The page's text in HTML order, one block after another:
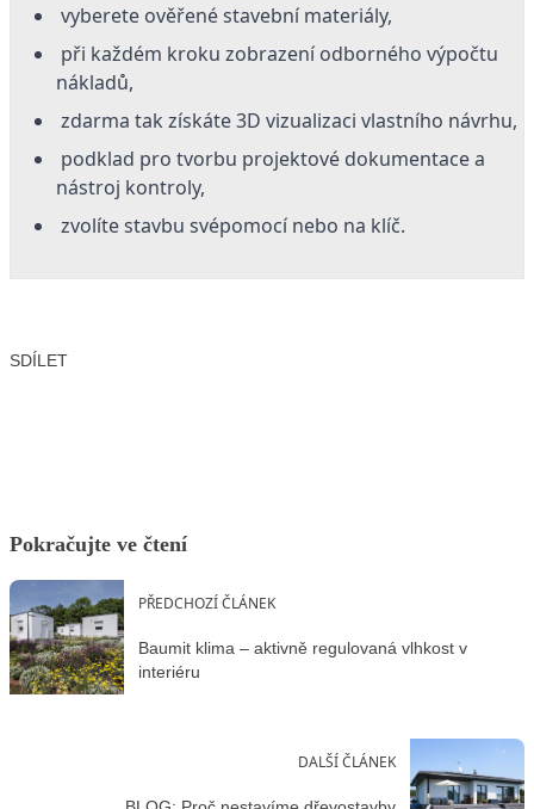
vyberete ověřené stavební materiály,
při každém kroku zobrazení odborného výpočtu
nákladů,
zdarma tak získáte 3D vizualizaci vlastního návrhu,
podklad pro tvorbu projektové dokumentace a
nástroj kontroly,
zvolíte stavbu svépomocí nebo na klíč.
SDÍLET
Pokračujte ve čtení
PŘEDCHOZÍ ČLÁNEK
Baumit klima – aktivně regulovaná vlhkost v
interiéru
DALŠÍ ČLÁNEK